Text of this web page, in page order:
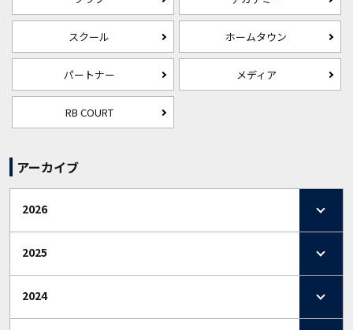
スクール ホームタウン
パートナー メディア
RB COURT
アーカイブ
2026
2025
2024